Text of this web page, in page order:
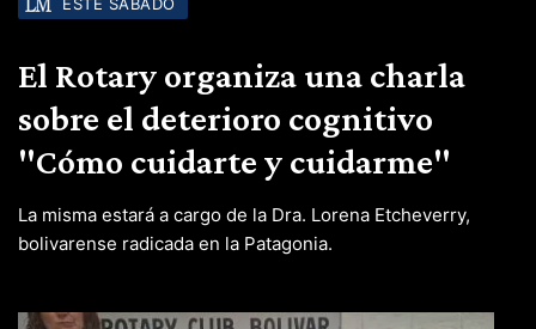
El Rotary organiza una charla
sobre el deterioro cognitivo
"Cómo cuidarte y cuidarme"
La misma estará a cargo de la Dra. Lorena Etcheverry,
bolivarense radicada en la Patagonia.